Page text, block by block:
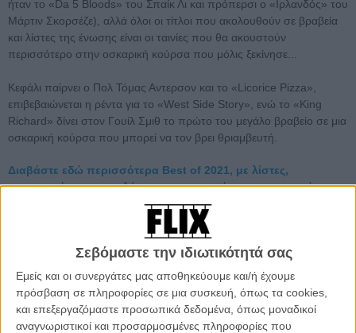
Σεβόμαστε την ιδιωτικότητά σας
Εμείς και οι συνεργάτες μας αποθηκεύουμε και/ή έχουμε
πρόσβαση σε πληροφορίες σε μια συσκευή, όπως τα cookies,
και επεξεργαζόμαστε προσωπικά δεδομένα, όπως μοναδικοί
αναγνωριστικοί και προσαρμοσμένες πληροφορίες που
ήταν το «Da 5 Bloods» του Σπαίκ Λι και πρόπερσι ο «Ιρλανδός» του
Μάρτιν Σκορσέζε), αλλά όλοι οι τίτλοι που ακολουθούν σε βραβεία
και λίστες της ένωσης είναι οι ταινίες που θα ακουστούν
περισσότερο στην οσκαρική κούρσα που μόλις ξεκίνησε...
Κεφάλι παίρνει ο Πολ Τόμας Αντερσον και το «Licorice Pizza»,
επιβεβαιώνεται η ρέντα για το «West Side Story», ενώ το «King
Richard» δίνει στον Γουίλ Σμιθ το πρώτο του μεγάλο βραβείο σε μια
οσκαρική κούρσα που μπορεί να τον βρει θριαμβευτή.
Διαβάστε εδώ περισσότερα Best of 2021, με λίστες,
ανασκοπήσεις, τα καλύτερα και τα χειρότερα της χρονιάς που